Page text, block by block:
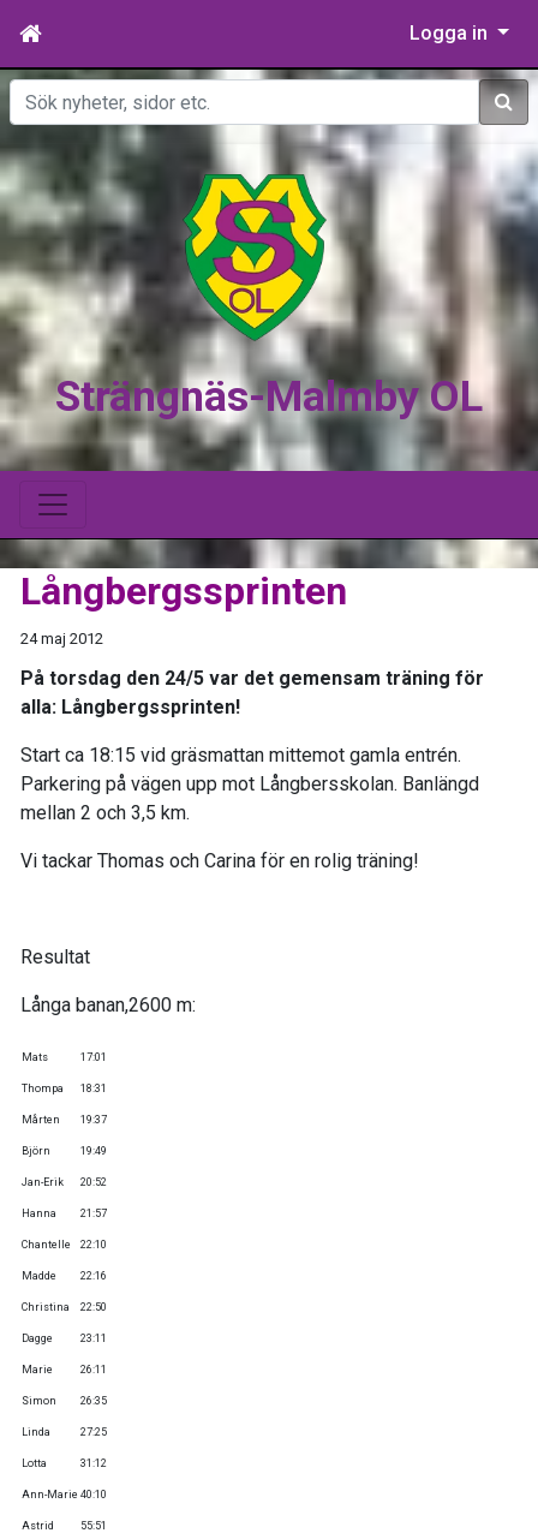
Logga in
Sök
Strängnäs-Malmby OL
Långbergssprinten
24 maj 2012
På torsdag den 24/5 var det gemensam träning för
alla: Långbergssprinten!
Start ca 18:15 vid gräsmattan mittemot gamla entrén.
Parkering på vägen upp mot Långbersskolan. Banlängd
mellan 2 och 3,5 km.
Vi tackar Thomas och Carina för en rolig träning!
Resultat
Långa banan,2600 m:
Mats 17:01
Thompa 18:31
Mårten 19:37
Björn 19:49
Jan-Erik 20:52
Hanna 21:57
Chantelle 22:10
Madde 22:16
Christina 22:50
Dagge 23:11
Marie 26:11
Simon 26:35
Linda 27:25
Lotta 31:12
Ann-Marie 40:10
Astrid 55:51